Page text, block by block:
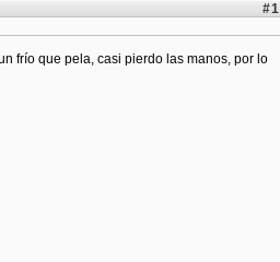
#1
frío que pela, casi pierdo las manos, por lo